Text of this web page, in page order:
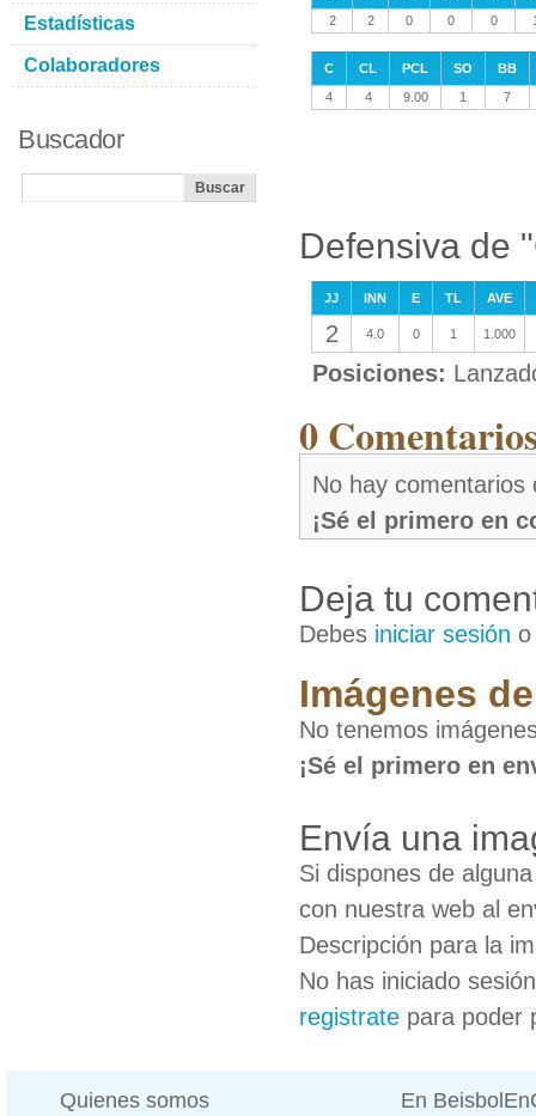
2
2 0 0 0
C CL PCL SO
BB
4
4 9.00 1 7
Defensiva de
JJ INN E TL AVE
2 4.0 0 1 1.000
Posiciones:
0
No hay comentarios
¡Sé el primero en
Deja tu
Debes iniciar sesión
Imágenes
No tenemos
¡Sé el primero en
Envía una
Si dispones de
con nuestra web al
Descripción para la
No has iniciado
registrate para poder
Estadísticas
Colaboradores
Buscador
Quienes somos En